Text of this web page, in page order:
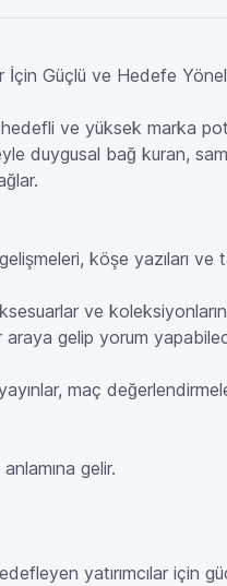
İçin Güçlü ve Hedefe
ve yüksek marka
duygusal bağ kuran,
köşe yazıları ve
ve koleksiyonların
gelip yorum
maç
gelir.
yatırımcılar için